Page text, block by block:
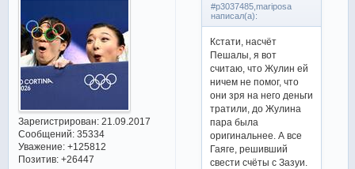
Зарегистрирован: 21.09.2017
Сообщений:35334
Уважение: +125812
Позитив: +26447
#p3037485,mariposa
написал(а):
Кстати, насчёт
Пешалы, я вот
считаю, что Жулин ей
ничем не помог, что
они зря на него деньги
тратили, до Жулина
пара была
оригинальнее. А все
Гаяге, решивший
свести счёты с Зазуи.